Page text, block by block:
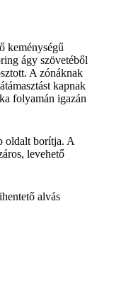
keménységű
ágy szövetéből
A zónáknak
kapnak
folyamán igazán
oldalt borítja. A
levehető
alvás